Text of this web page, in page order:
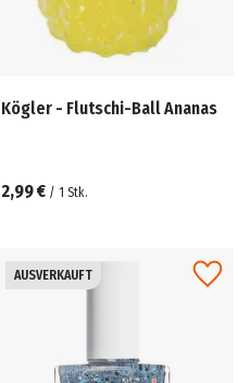
Kögler - Flutschi-Ball Ananas
2,99 € / 1 Stk.
AUSVERKAUFT